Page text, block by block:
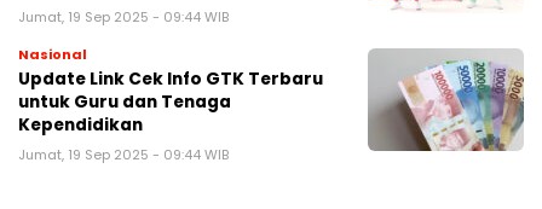
Jumat, 19 Sep 2025 - 09:44 WIB
Nasional
Update Link Cek Info GTK Terbaru
untuk Guru dan Tenaga
Kependidikan
Jumat, 19 Sep 2025 - 09:44 WIB